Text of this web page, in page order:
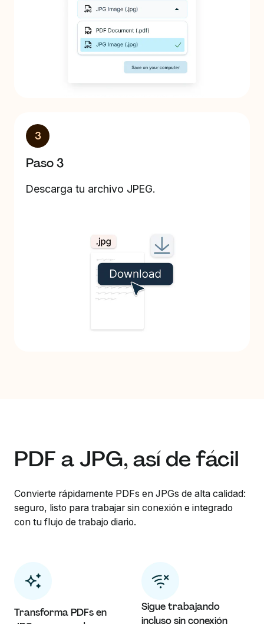
3
Paso 3
Descarga tu archivo JPEG.
PDF a JPG, así de fácil
Convierte rápidamente PDFs en JPGs de alta calidad:
seguro, listo para trabajar sin conexión e integrado
con tu flujo de trabajo diario.
Transforma PDFs en
Sigue trabajando
incluso sin conexión